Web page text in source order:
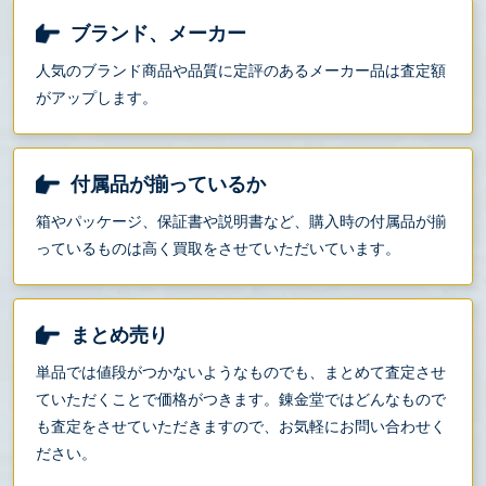
ブランド、メーカー
人気のブランド商品や品質に定評のあるメーカー品は査定額
がアップします。
付属品が揃っているか
箱やパッケージ、保証書や説明書など、購入時の付属品が揃
っているものは高く買取をさせていただいています。
まとめ売り
単品では値段がつかないようなものでも、まとめて査定させ
ていただくことで価格がつきます。錬金堂ではどんなもので
も査定をさせていただきますので、お気軽にお問い合わせく
ださい。